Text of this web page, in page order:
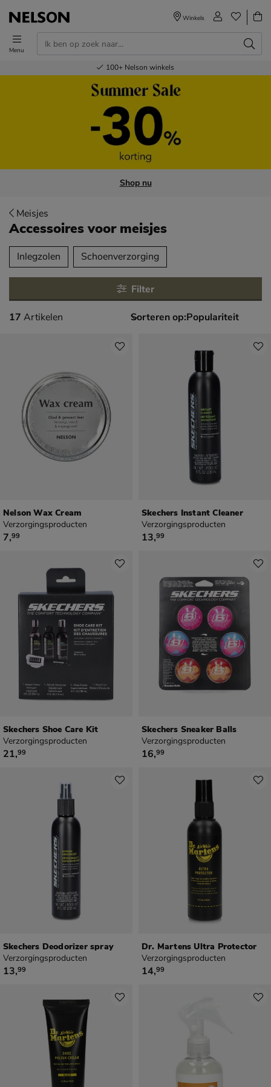
Menu
Winkels
Voor 23.00u besteld,volgende dag in huis
Gratisverzending en retour
Bestel nu,betaal later
100+ Nelson winkels
Shop nu
Meisjes
Accessoires voor meisjes
over
Inlegzolen Schoenverzorging
Filter
17 artikelen
17 Artikelen Sorteren op:
Nelson Wax Cream
Verzorgingsproducten
€ 7,99
7,99
Skechers Instant Cleaner
Verzorgingsproducten
€ 13,99
13,99
Skechers Shoe Care Kit
Verzorgingsproducten
€ 21,99
21,99
Skechers Sneaker Balls
Verzorgingsproducten
€ 16,99
16,99
Skechers Deodorizer spray
Verzorgingsproducten
€ 13,99
13,99
Dr. Martens Ultra Protector
Verzorgingsproducten
€ 14,99
14,99